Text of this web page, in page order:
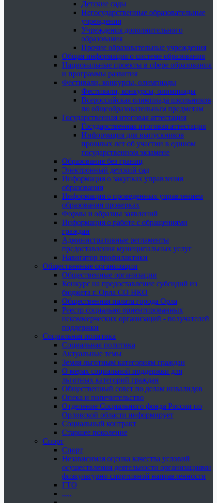
Детские сады
Негосударственные образовательные
учреждения
Учреждения дополнительного
образования
Прочие образовательные учреждения
Общая информация о системе образования
Национальные проекты в сфере образования
и программы развития
Фестивали, конкурсы, олимпиады
Фестивали, конкурсы, олимпиады
Всероссийская олимпиада школьников
по общеобразовательным предметам
Государственная итоговая аттестация
Государственная итоговая аттестация
Информация для выпускников
прошлых лет об участии в едином
государственном экзамене
Образование без границ
Электронный детский сад
Информация о закупках управления
образования
Информация о проведенных управлением
образования проверках
Формы и образцы заявлений
Информация о работе с обращениями
граждан
Административные регламенты
предоставления муниципальных услуг
Навигатор профилактики
Общественные организации
Общественные организации
Конкурс на предоставление субсидий из
бюджета г. Орла СО НКО
Общественная палата города Орла
Реестр социально ориентированных
некоммерческих организаций - получателей
поддержки
Социальная политика
Социальная политика
Актуальные темы
Земля льготным категориям граждан
О мерах социальной поддержки для
льготных категорий граждан
Общественный совет по делам инвалидов
Опека и попечительство
Отделение Социального фонда России по
Орловской области информирует
Социальный контракт
Старшее поколение
Спорт
Спорт
Независимая оценка качества условий
осуществления деятельности организациями
физкультурно-спортивной направленности
ГТО
.....